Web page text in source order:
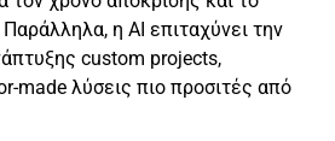
η AI επιταχύνει την
custom projects,
made λύσεις πιο προσιτές από